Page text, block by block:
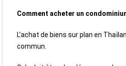
Comment acheter un
L’achat de biens sur plan en
commun.